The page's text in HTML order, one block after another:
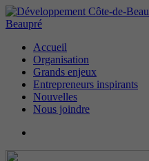
Beaupré
Accueil
Organisation
Grands enjeux
Entrepreneurs inspirants
Nouvelles
Nous joindre